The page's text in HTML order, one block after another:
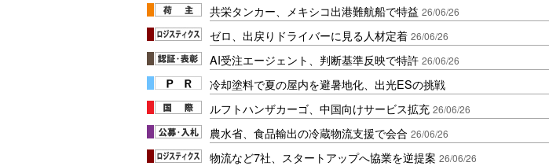
共栄タンカー、メキシコ出港難航船で特益 26/06/26
ゼロ、出戻りドライバーに見る人材定着 26/06/26
AI受注エージェント、判断基準反映で特許 26/06/26
冷却塗料で夏の屋内を避暑地化、出光ESの挑戦
ルフトハンザカーゴ、中国向けサービス拡充 26/06/26
農水省、食品輸出の冷蔵物流支援で会合 26/06/26
物流など7社、スタートアップへ協業を逆提案 26/06/26